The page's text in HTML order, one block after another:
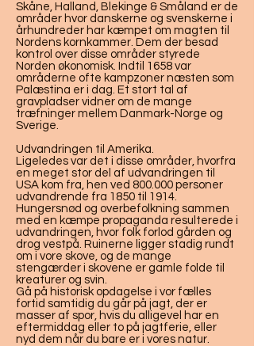
Skåne, Halland, Blekinge & Småland er de
områder hvor danskerne og svenskerne i
århundreder har kæmpet om magten til
Nordens kornkammer. Dem der besad
kontrol over disse områder styrede
Norden økonomisk. Indtil 1658 var
områderne ofte kampzoner næsten som
Palæstina er i dag. Et stort tal af
gravpladser vidner om de mange
træfninger mellem Danmark-Norge og
Sverige.
Udvandringen til Amerika.
Ligeledes var det i disse områder, hvorfra
en meget stor del af udvandringen til
USA kom fra, hen ved 800.000 personer
udvandrende fra 1850 til 1914.
Hungersnød og overbefolkning sammen
med en kæmpe propaganda resulterede i
udvandringen, hvor folk forlod gården og
drog vestpå. Ruinerne ligger stadig rundt
om i vore skove, og de mange
stengærder i skovene er gamle folde til
kreaturer og svin.
Gå på historisk opdagelse i vor fælles
fortid samtidig du går på jagt, der er
masser af spor, hvis du alligevel har en
eftermiddag eller to på jagtferie, eller
nyd dem når du bare er i vores natur.